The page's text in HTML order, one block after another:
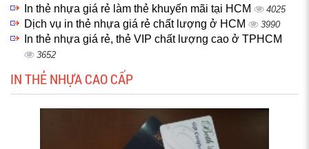
In thẻ nhựa giá rẻ làm thẻ khuyến mãi tại HCM 4025
Dịch vụ in thẻ nhựa giá rẻ chất lượng ở HCM 3990
In thẻ nhựa giá rẻ, thẻ VIP chất lượng cao ở TPHCM
3652
IN THẺ NHỰA CAO CẤP